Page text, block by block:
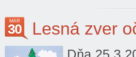
MAR
30 Lesná zver